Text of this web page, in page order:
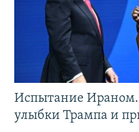
Испытание
улыбки Трампа и